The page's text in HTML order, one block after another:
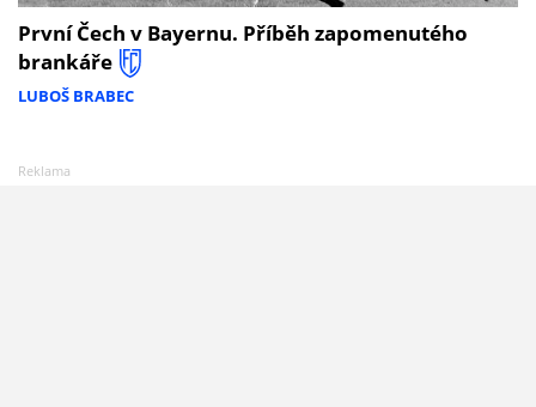
První Čech v Bayernu. Příběh zapomenutého
brankáře
LUBOŠ BRABEC